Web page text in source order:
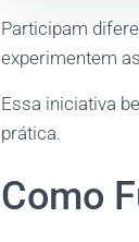
Participam
experimentem
Essa iniciativa
prática.
Como